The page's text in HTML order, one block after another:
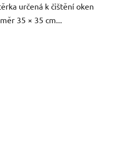
hvězdiček.určená k čištění oken
35 × 35 cm...